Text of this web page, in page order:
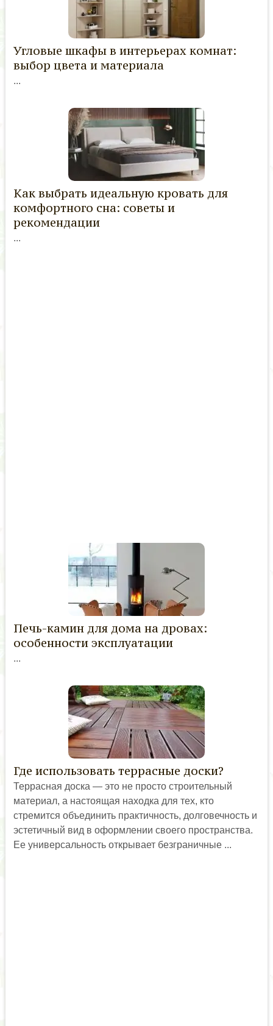
Угловые шкафы в интерьерах комнат:
выбор цвета и материала
...
Как выбрать идеальную кровать для
комфортного сна: советы и
рекомендации
...
Печь-камин для дома на дровах:
особенности эксплуатации
...
Где использовать террасные доски?
Террасная доска — это не просто строительный
материал, а настоящая находка для тех, кто
стремится объединить практичность, долговечность и
эстетичный вид в оформлении своего пространства.
Ее универсальность открывает безграничные ...